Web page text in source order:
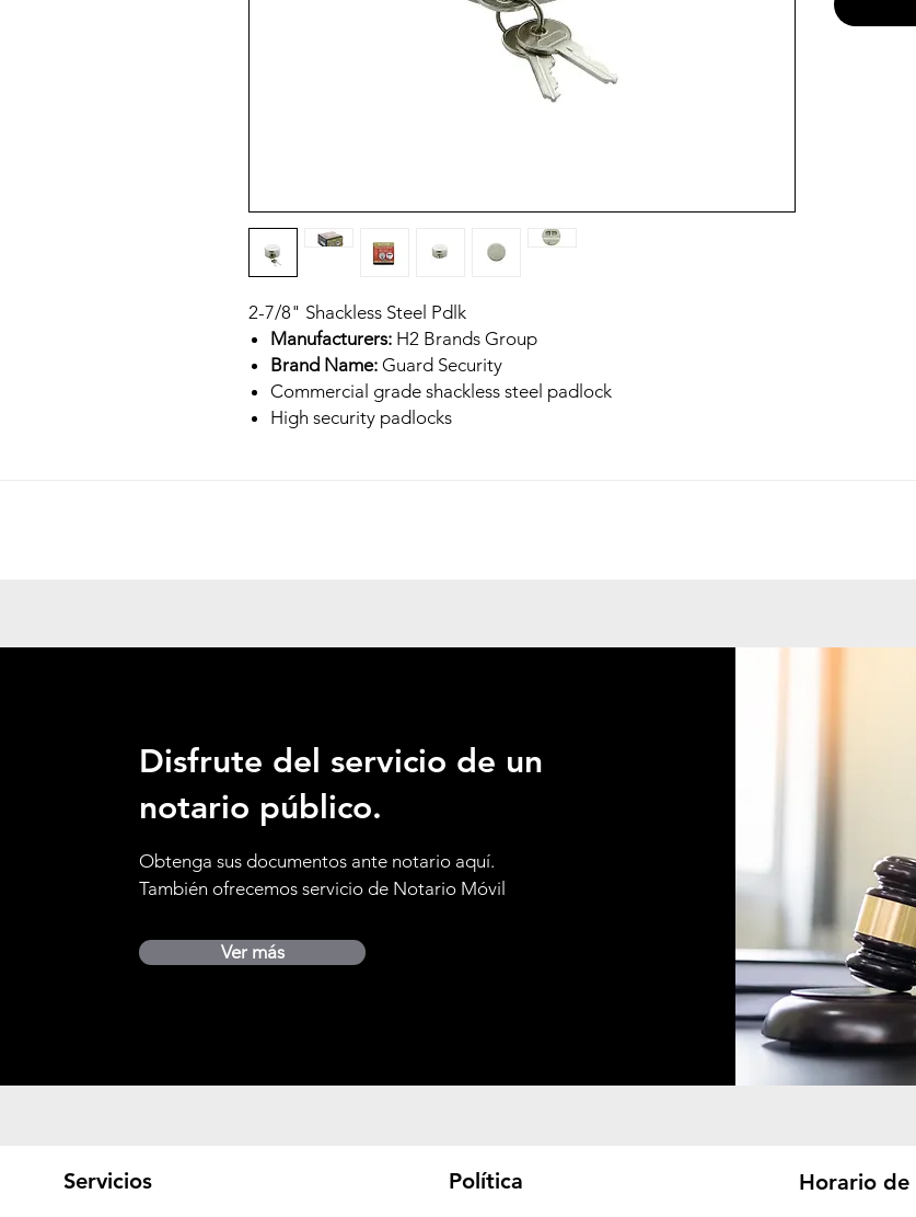
2-7/8" Shackless Steel Pdlk
Manufacturers: H2 Brands Group
Brand Name: Guard Security
Commercial grade shackless steel padlock
High security padlocks
Disfrute del servicio de un
notario público.
Obtenga sus documentos ante notario aquí.
También ofrecemos servicio de Notario Móvil
Ver más
Servicios Política Horario